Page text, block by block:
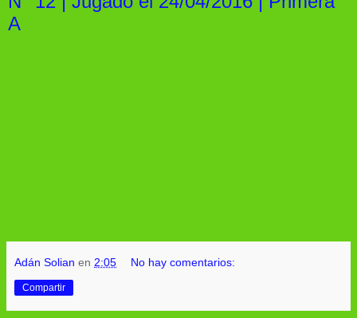
A
Adán Solian en 2:05 No hay comentarios:
Compartir